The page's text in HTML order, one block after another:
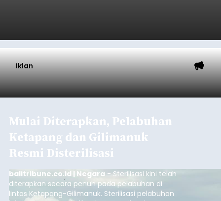
Iklan
Mulai Diterapkan, Pelabuhan
Ketapang dan Gilimanuk
Resmi Disterilisasi
balitribune.co.id | Negara - Sterilisasi kini telah
diterapkan secara penuh pada pelabuhan di
lintas Ketapang-Gilimanuk. Sterilisasi pelabuhan